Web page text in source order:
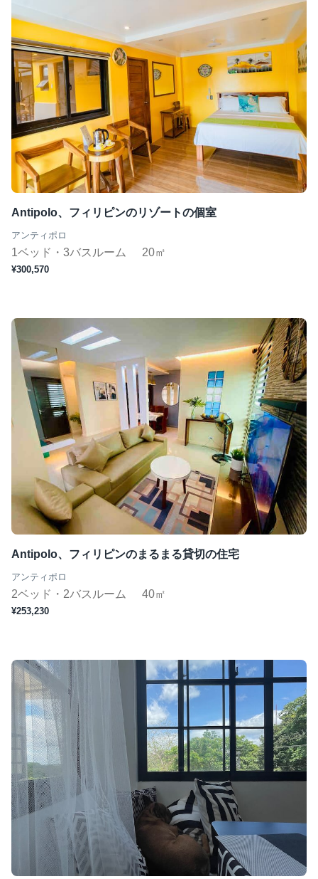
Antipolo、フィリピンのリゾートの個室
アンティポロ
1ベッド・3バスルーム 20㎡
¥300,570
Antipolo、フィリピンのまるまる貸切の住宅
アンティポロ
2ベッド・2バスルーム 40㎡
¥253,230